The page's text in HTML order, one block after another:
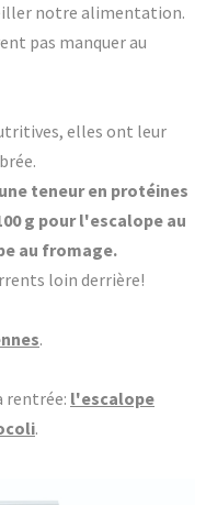
notre alimentation.
pas manquer au
elles ont leur
teneur en protéines
g pour l'escalope au
au fromage.
loin derrière!
.
rentrée: l'escalope
.